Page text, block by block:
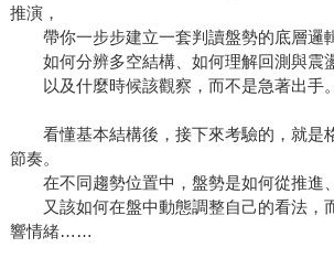
推演，
帶你一步步建立一套判讀盤勢的底層邏
如何分辨多空結構、如何理解回測與震
以及什麼時候該觀察，而不是急著出手。
看懂基本結構後，接下來考驗的，就是
節奏。
在不同趨勢位置中，盤勢是如何從推進
又該如何在盤中動態調整自己的看法，
響情緒……